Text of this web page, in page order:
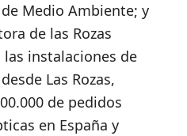
Medio Ambiente; y
de las Rozas
instalaciones de
Las Rozas,
de pedidos
en España y